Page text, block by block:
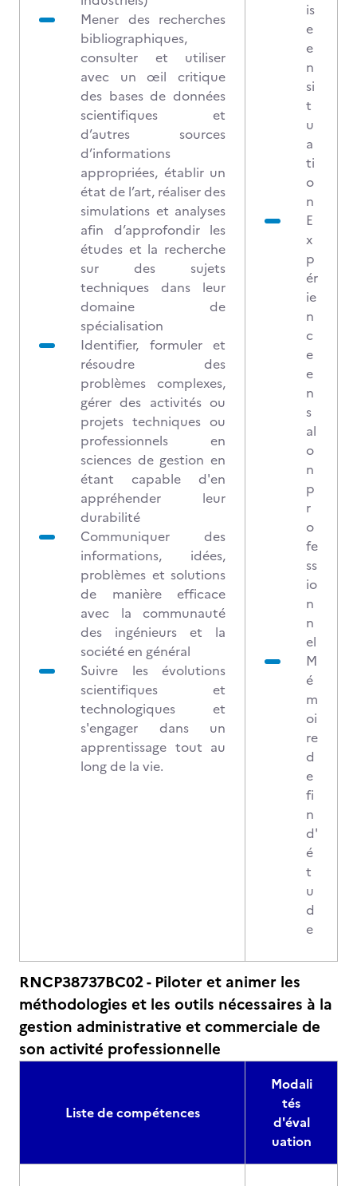
Mener des recherches
bibliographiques,
consulter et utiliser
avec un œil critique
des bases de données
scientifiques et
d’autres sources
d’informations
appropriées, établir un
état de l’art, réaliser des
simulations et analyses
afin d’approfondir les
études et la recherche
sur des sujets
techniques dans leur
domaine de
spécialisation
Identifier, formuler et
résoudre des
problèmes complexes,
gérer des activités ou
projets techniques ou
professionnels en
sciences de gestion en
étant capable d'en
appréhender leur
durabilité
Communiquer des
informations, idées,
problèmes et solutions
de manière efficace
avec la communauté
des ingénieurs et la
société en général
Suivre les évolutions
scientifiques et
technologiques et
s'engager dans un
apprentissage tout au
long de la vie.
is
e
e
n
si
t
u
a
ti
o
n
E
x
p
ér
ie
n
c
e
e
n
s
al
o
n
p
r
o
fe
ss
io
n
n
el
M
é
m
oi
re
d
e
fi
n
d'
é
t
u
d
e
RNCP38737BC02 - Piloter et animer les
méthodologies et les outils nécessaires à la
gestion administrative et commerciale de
son activité professionnelle
Liste de compétences
Modali
tés
d'éval
uation